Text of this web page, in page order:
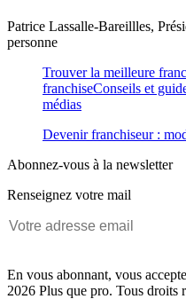
Patrice Lassalle-Bareillles,
personne
Trouver la meilleure
franchiseConseils et
médias
Devenir franchiseur :
Abonnez-vous à la newsletter
Renseignez votre mail
En vous abonnant, vous
2026 Plus que pro. Tous droits